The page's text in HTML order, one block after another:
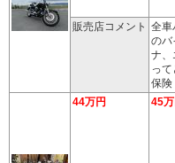
販売店コメント 全車
のバ
ナ、
っ
保険
44万円
45